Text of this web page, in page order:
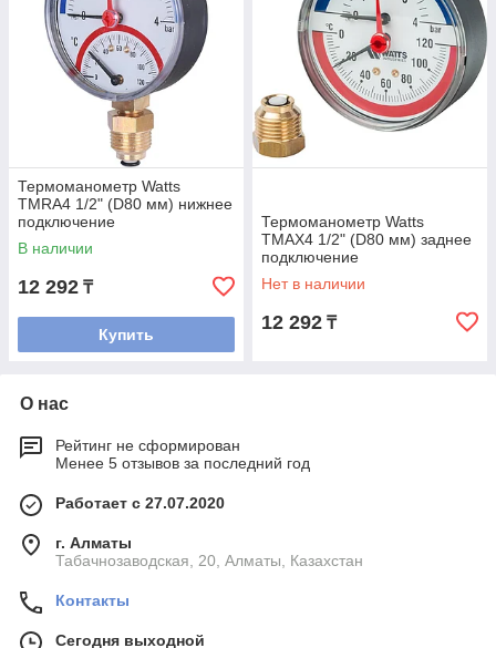
Термоманометр Watts
TMRA4 1/2" (D80 мм) нижнее
подключение
В наличии
12 292 ₸
Купить
Термоманометр Watts
TMAX4 1/2" (D80 мм) заднее
подключение
Нет в наличии
12 292 ₸
О нас
Рейтинг не сформирован
Менее 5 отзывов за последний год
Работает с 27.07.2020
г. Алматы
Табачнозаводская, 20, Алматы, Казахстан
Контакты
Сегодня выходной